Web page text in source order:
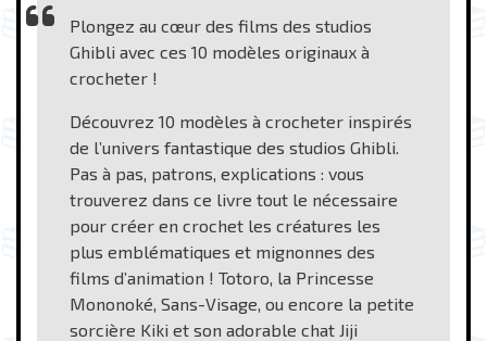
Plongez au cœur des films des studios
Ghibli avec ces 10 modèles originaux à
crocheter !
Découvrez 10 modèles à crocheter inspirés
de l’univers fantastique des studios Ghibli.
Pas à pas, patrons, explications : vous
trouverez dans ce livre tout le nécessaire
pour créer en crochet les créatures les
plus emblématiques et mignonnes des
films d’animation ! Totoro, la Princesse
Mononoké, Sans-Visage, ou encore la petite
sorcière Kiki et son adorable chat Jiji